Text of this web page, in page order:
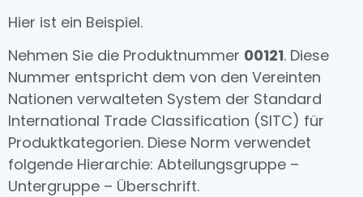
Hier ist ein Beispiel.
Nehmen Sie die Produktnummer 00121. Diese
Nummer entspricht dem von den Vereinten
Nationen verwalteten System der Standard
International Trade Classification (SITC) für
Produktkategorien. Diese Norm verwendet
folgende Hierarchie: Abteilungsgruppe –
Untergruppe – Überschrift.